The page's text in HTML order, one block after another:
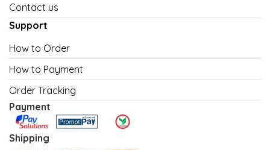
Contact us
Support
How to Order
How to Payment
Order Tracking
Payment
Shipping